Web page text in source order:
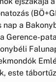
nap a
Gerence-
este